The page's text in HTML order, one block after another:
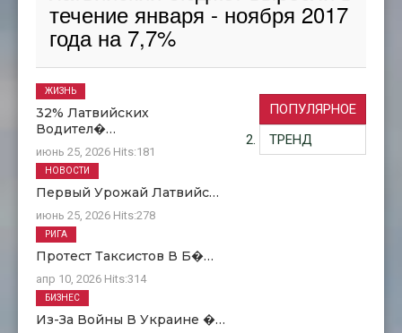
течение января - ноября 2017
года на 7,7%
ПОПУЛЯРНОЕ
ТРЕНД
32% Латвийских
Водител�…
июнь 25, 2026 Hits:181
ЖИЗНЬ
Первый Урожай Латвийс…
июнь 25, 2026 Hits:278
НОВОСТИ
Протест Таксистов В Б�…
апр 10, 2026 Hits:314
РИГА
Из-За Войны В Украине �…
БИЗНЕС